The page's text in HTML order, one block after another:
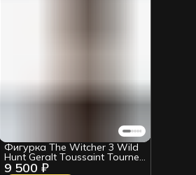
9 500 ₽
Фигурка The Witcher 3 Wild
Hunt Geralt Toussaint Tourney
Armor 24 см